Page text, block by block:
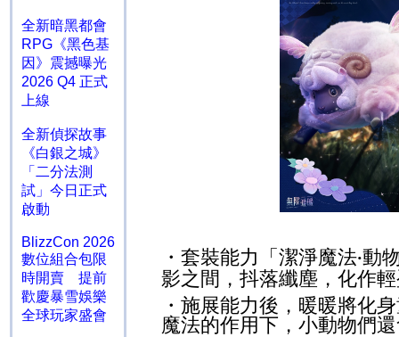
全新暗黑都會
RPG《黑色基
因》震撼曝光
2026 Q4 正式
上線
全新偵探故事
《白銀之城》
「二分法測
試」今日正式
啟動
BlizzCon 2026
數位組合包限
時開賣 提前
歡慶暴雪娛樂
全球玩家盛會
・套裝能力「潔淨魔法·動
影之間，抖落纖塵，化作
・施展能力後，暖暖將化
魔法的作用下，小動物們